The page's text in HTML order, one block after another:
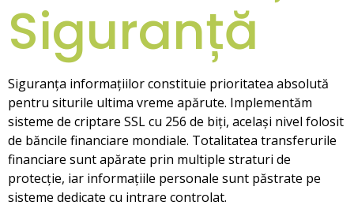
Siguranță
Siguranța informațiilor constituie prioritatea absolută
pentru siturile ultima vreme apărute. Implementăm
sisteme de criptare SSL cu 256 de biți, același nivel folosit
de băncile financiare mondiale. Totalitatea transferurile
financiare sunt apărate prin multiple straturi de
protecție, iar informațiile personale sunt păstrate pe
sisteme dedicate cu intrare controlat.